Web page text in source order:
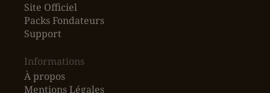
Site Officiel
Packs Fondateurs
Support
Informations
À propos
Mentions Légales